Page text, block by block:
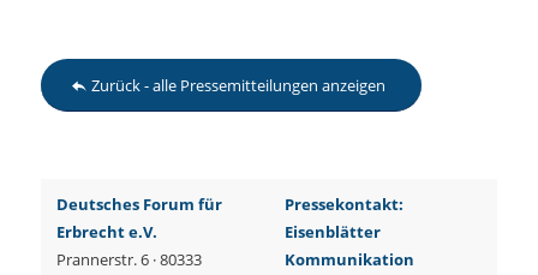
Zurück - alle Pressemitteilungen anzeigen
Deutsches Forum für
Erbrecht e.V.
Prannerstr. 6 · 80333
Pressekontakt:
Eisenblätter
Kommunikation